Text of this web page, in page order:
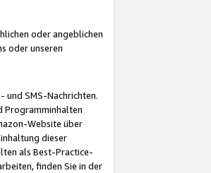
oder angeblichen
oder unseren
und SMS-Nachrichten.
Programminhalten
Website über
dieser
als Best-Practice-
finden Sie in der